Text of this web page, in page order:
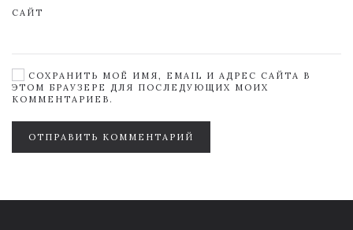
САЙТ
СОХРАНИТЬ МОЁ ИМЯ, EMAIL И АДРЕС САЙТА В
ЭТОМ БРАУЗЕРЕ ДЛЯ ПОСЛЕДУЮЩИХ МОИХ
КОММЕНТАРИЕВ.
ОТПРАВИТЬ КОММЕНТАРИЙ